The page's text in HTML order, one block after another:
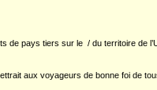
de pays tiers sur le / du territoire de
aux voyageurs de bonne foi de